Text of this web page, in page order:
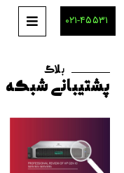
۰۲۱-۴۵۵۳۱
بلاگ
پشتیبانی شبکه